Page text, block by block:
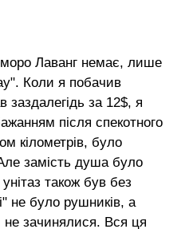
Лаванг немає, лише
Коли я побачив
заздалегідь за 12$, я
після спекотного
кілометрів, було
замість душа було
також був без
не було рушників, а
не зачинялися. Вся ця